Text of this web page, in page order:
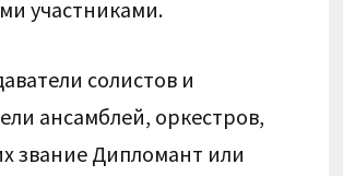
участниками.
солистов и
ансамблей, оркестров,
звание Дипломант или